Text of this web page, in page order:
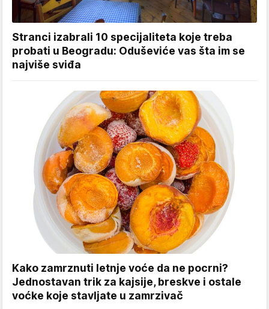
Stranci izabrali 10 specijaliteta koje treba
probati u Beogradu: Oduševiće vas šta im se
najviše sviđa
Kako zamrznuti letnje voće da ne pocrni?
Jednostavan trik za kajsije, breskve i ostale
voćke koje stavljate u zamrzivač